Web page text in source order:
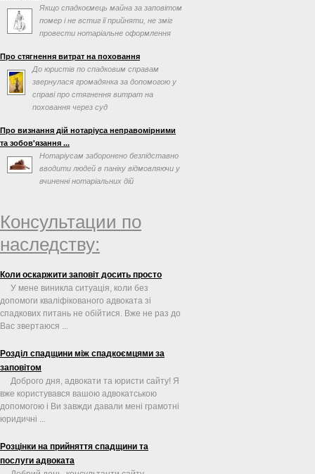
Якщо спадкоємець майна за заповітом
помер і не встиг її прийняти, не зміг
провести нотаріальне оформлення
Про стягнення витрат на поховання
До юристів по спадковим справам
звернулася громадянка за допомогою у
справі про стягнення витрат на
поховання через суд
Про визнання дій нотаріуса неправомірними
та зобов'язання ...
Нотаріусам заборонено безпідставно
вводити людей в паніку відмовляючи у
вчиненні нотаріальних дій
Консультации по
наследству:
Коли оскаржити заповіт досить просто
У мене виникла ситуація, коли без
допомоги кваліфікованого адвоката зі
спадкових питань не обійтися. Вже не раз до
Вас звертаюся ...
Розділ спадщини між спадкоємцями за
заповітом
Доброго дня, адвокати та юристи сайту! Я
вже користувався вашою адвокатською
допомогою і Ви завжди давали мені грамотні
юридичні ...
Розцінки на прийняття спадщини та
послуги адвоката